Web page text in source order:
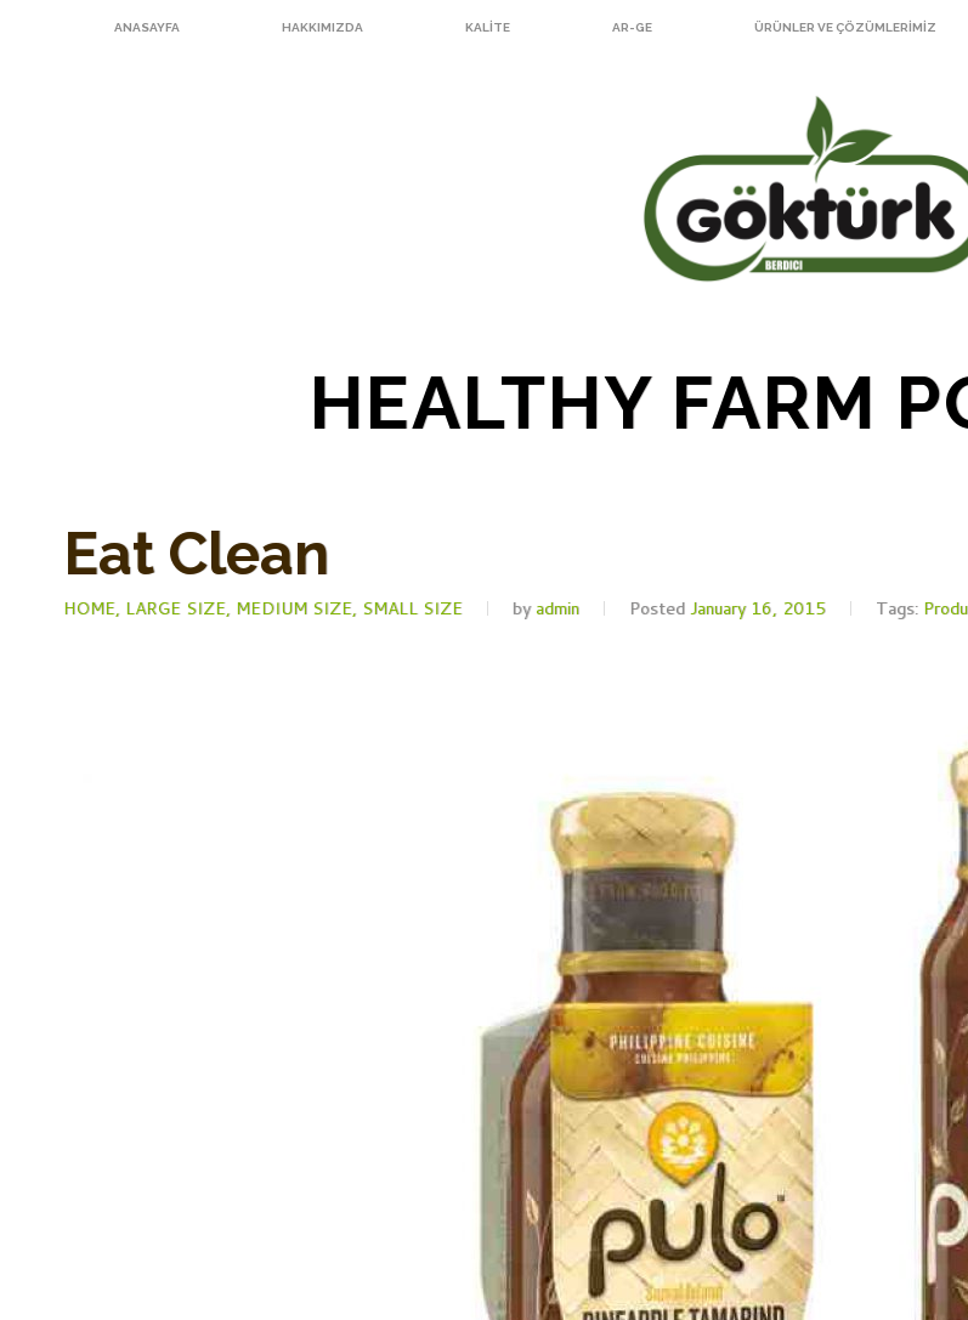
ANASAYFA HAKKIMIZDA KALITE AR-GE ÜRÜNLER VE ÇÖZÜMLERIMIZ
HEALTHY FARM
Eat Clean
HOME, LARGE SIZE, MEDIUM SIZE, SMALL SIZE by admin Posted January 16, 2015 Tags: